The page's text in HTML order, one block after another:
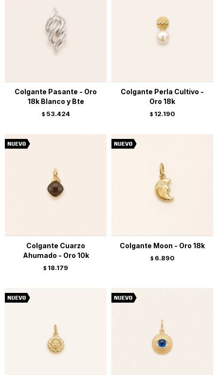
Colgante Pasante - Oro
18k Blanco y Bte
$ 53.424
Colgante Perla Cultivo -
Oro 18k
$ 12.190
Colgante Cuarzo
Ahumado - Oro 10k
$ 18.179
Colgante Moon - Oro 18k
$ 6.890